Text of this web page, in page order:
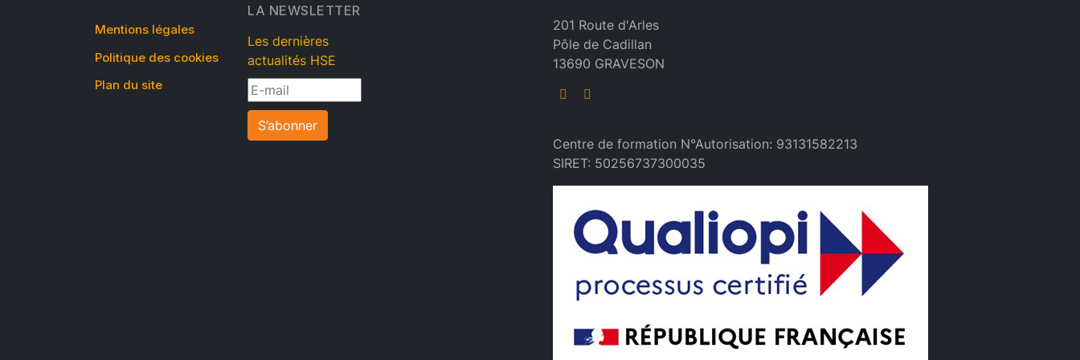
Mentions légales
Politique des cookies
Plan du site
LA NEWSLETTER
Les dernières
actualités HSE
S’abonner
201 Route d'Arles
Pôle de Cadillan
13690 GRAVESON
Centre de formation N°Autorisation: 93131582213
SIRET: 50256737300035